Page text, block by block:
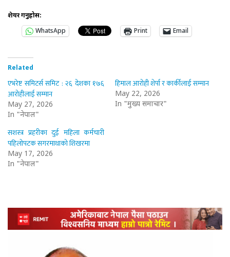
शेयर गर्नुहोस:
WhatsApp
Print Email
Related
एभरेष्ट समिटर्स समिट : २६ देशका १७६
आरोहीलाई सम्मान
May 27, 2026
In "नेपाल"
हिमाल आरोही शेर्पा र कार्कीलाई सम्मान
May 22, 2026
In "मुख्य समाचार"
सशस्त्र प्रहरीका दुई महिला कर्मचारी
पहिलोपटक सगरमाथाको शिखरमा
May 17, 2026
In "नेपाल"